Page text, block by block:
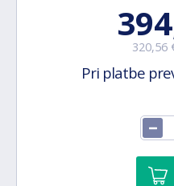
320,56
Pri platbe